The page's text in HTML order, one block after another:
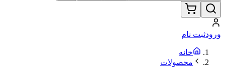
ورودثبت نام
خانه
محصولات